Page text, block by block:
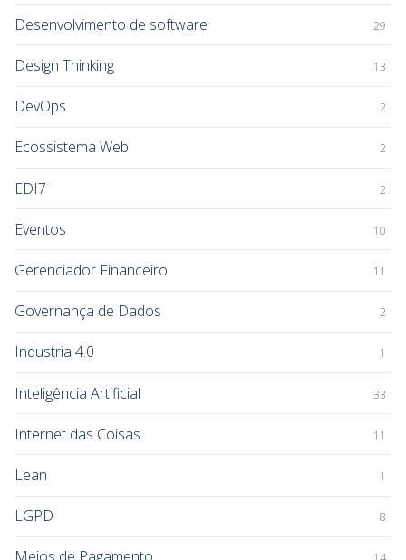
Desenvolvimento de software 29
Design Thinking 13
DevOps 2
Ecossistema Web 2
EDI7 2
Eventos 10
Gerenciador Financeiro 11
Governança de Dados 2
Industria 4.0 1
Inteligência Artificial 33
Internet das Coisas 11
Lean 1
LGPD 8